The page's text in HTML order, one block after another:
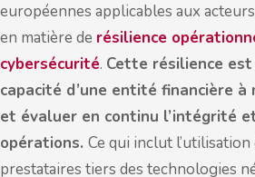
européennes applicables aux
en matière de résilience
cybersécurité. Cette résilience
capacité d’une entité financière
et évaluer en continu l’intégrité
opérations. Ce qui inclut
prestataires tiers des technologies